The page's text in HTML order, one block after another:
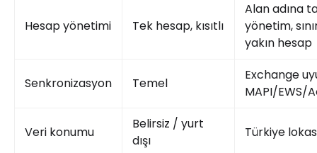
Hesap yönetimi Tek hesap, kısıtlı
Alan adına
yönetim,
yakın hesap
Senkronizasyon Temel
Exchange
MAPI/EWS/
Veri konumu
Belirsiz / yurt
dışı
Türkiye